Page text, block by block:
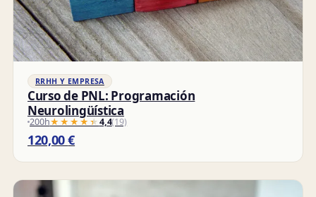
RRHH Y EMPRESA
Curso de PNL: Programación
Neurolingüística
200h★★★★★
★★★★★4,4(19)
120,00€